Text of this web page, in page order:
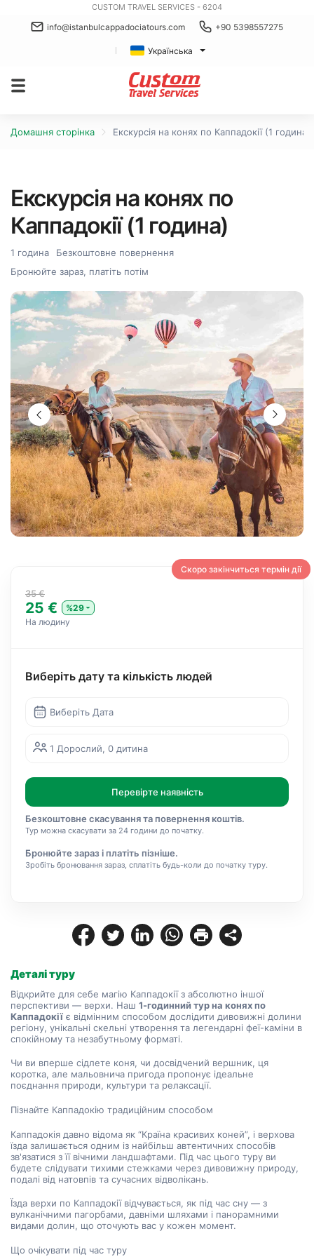
CUSTOM TRAVEL SERVICES - 6204
info@istanbulcappadociatours.com +90 5398557275
Українська
Домашня сторінка Екскурсія на конях по Каппадокії (1 година)
Деталі туру
Відкрийте для себе магію Каппадокії з абсолютно іншої
перспективи — верхи. Наш 1-годинний тур на конях по
Каппадокії є відмінним способом дослідити дивовижні долини
регіону, унікальні скельні утворення та легендарні феї-каміни в
спокійному та незабутньому форматі.
Чи ви вперше сідлете коня, чи досвідчений вершник, ця
коротка, але мальовнича пригода пропонує ідеальне
поєднання природи, культури та релаксації.
Пізнайте Каппадокію традиційним способом
Каппадокія давно відома як “Країна красивих коней”, і верхова
їзда залишається одним із найбільш автентичних способів
зв'язатися з її вічними ландшафтами. Під час цього туру ви
будете слідувати тихими стежками через дивовижну природу,
подалі від натовпів та сучасних відволікань.
Їзда верхи по Каппадокії відчувається, як під час сну — з
вулканічними пагорбами, давніми шляхами і панорамними
видами долин, що оточують вас у кожен момент.
Що очікувати під час туру
Екскурсія на конях по
Каппадокії (1 година)
1 година
Безкоштовне повернення
Бронюйте зараз, платіть потім
Скоро закінчиться термін дії
35 €
25 €
%29
На людину
Виберіть дату та кількість людей
Виберіть Дата
1 Дорослий, 0 дитина
Перевірте наявність
Безкоштовне скасування та повернення коштів.
Тур можна скасувати за 24 години до початку.
Бронюйте зараз і платіть пізніше.
Зробіть бронювання зараз, сплатіть будь-коли до початку туру.